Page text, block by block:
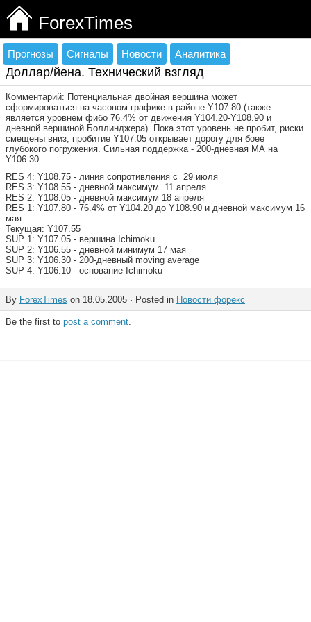
ForexTimes
Прогнозы Сигналы Новости Аналитика
Доллар/йена. Технический взгляд
Комментарий: Потенциальная двойная вершина может
сформироваться на часовом графике в районе Y107.80 (также
является уровнем фибо 76.4% от движения Y104.20-Y108.90 и
дневной вершиной Боллинджера). Пока этот уровень не пробит, риски
смещены вниз, пробитие Y107.05 открывает дорогу для боее
глубокого погружения. Сильная поддержка - 200-дневная МА на
Y106.30.
RES 4: Y108.75 - линия сопротивления с 29 июля
RES 3: Y108.55 - дневной максимум 11 апреля
RES 2: Y108.05 - дневной максимум 18 апреля
RES 1: Y107.80 - 76.4% от Y104.20 до Y108.90 и дневной максимум 16
мая
Текущая: Y107.55
SUP 1: Y107.05 - вершина Ichimoku
SUP 2: Y106.55 - дневной минимум 17 мая
SUP 3: Y106.30 - 200-дневный moving average
SUP 4: Y106.10 - основание Ichimoku
By ForexTimes on 18.05.2005 · Posted in Новости форекс
Be the first to post a comment.